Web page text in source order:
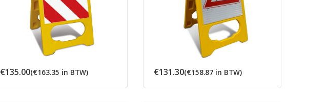
€135.00(€163.35 in BTW) €131.30(€158.87in BTW)